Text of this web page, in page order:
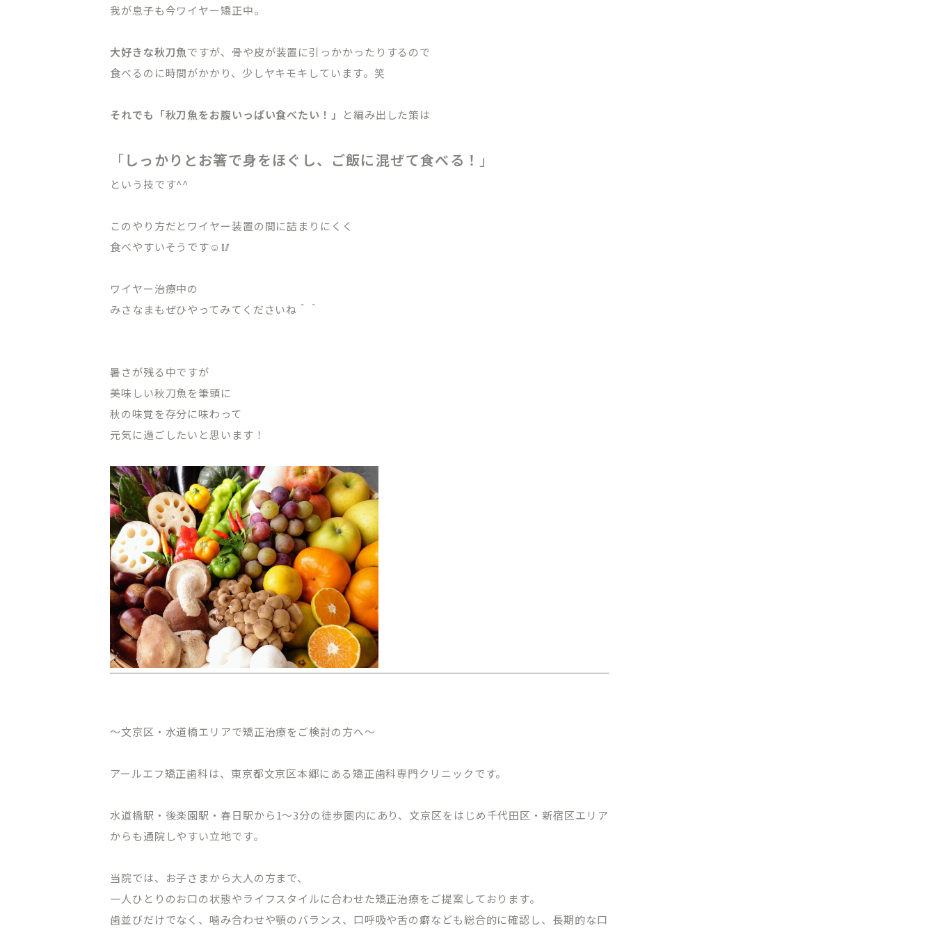
我が息子も今ワイヤー矯正中。
大好きな秋刀魚ですが、骨や皮が装置に引っかかったりするので
食べるのに時間がかかり、少しヤキモキしています。笑
それでも「秋刀魚をお腹いっぱい食べたい！」 と編み出した策は
「しっかりとお箸で身をほぐし、ご飯に混ぜて食べる！ 」
という技です^^
このやり方だとワイヤー装置の間に詰まりにくく
食べやすいそうです☺️🥢
ワイヤー治療中の
みさなまもぜひやってみてくださいね＾＾
暑さが残る中ですが
美味しい秋刀魚を筆頭に
秋の味覚を存分に味わって
元気に過ごしたいと思います！
～文京区・水道橋エリアで矯正治療をご検討の方へ～
アールエフ矯正歯科は、東京都文京区本郷にある矯正歯科専門クリニックです。
水道橋駅・後楽園駅・春日駅から1～3分の徒歩圏内にあり、文京区をはじめ千代田区・新宿区エリア
からも通院しやすい立地です。
当院では、お子さまから大人の方まで、
一人ひとりのお口の状態やライフスタイルに合わせた矯正治療をご提案しております。
歯並びだけでなく、噛み合わせや顎のバランス、口呼吸や舌の癖なども総合的に確認し、長期的な口
オンライン初診相談
03-5803-1488
※平日10:00～11:00/土日9:00～10:00は初診相談予約のみとなります。